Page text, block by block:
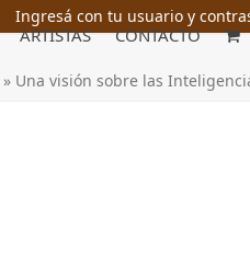
Ingresá con tu usuario y
ARTISTAS CONTACTO
Una visión sobre las